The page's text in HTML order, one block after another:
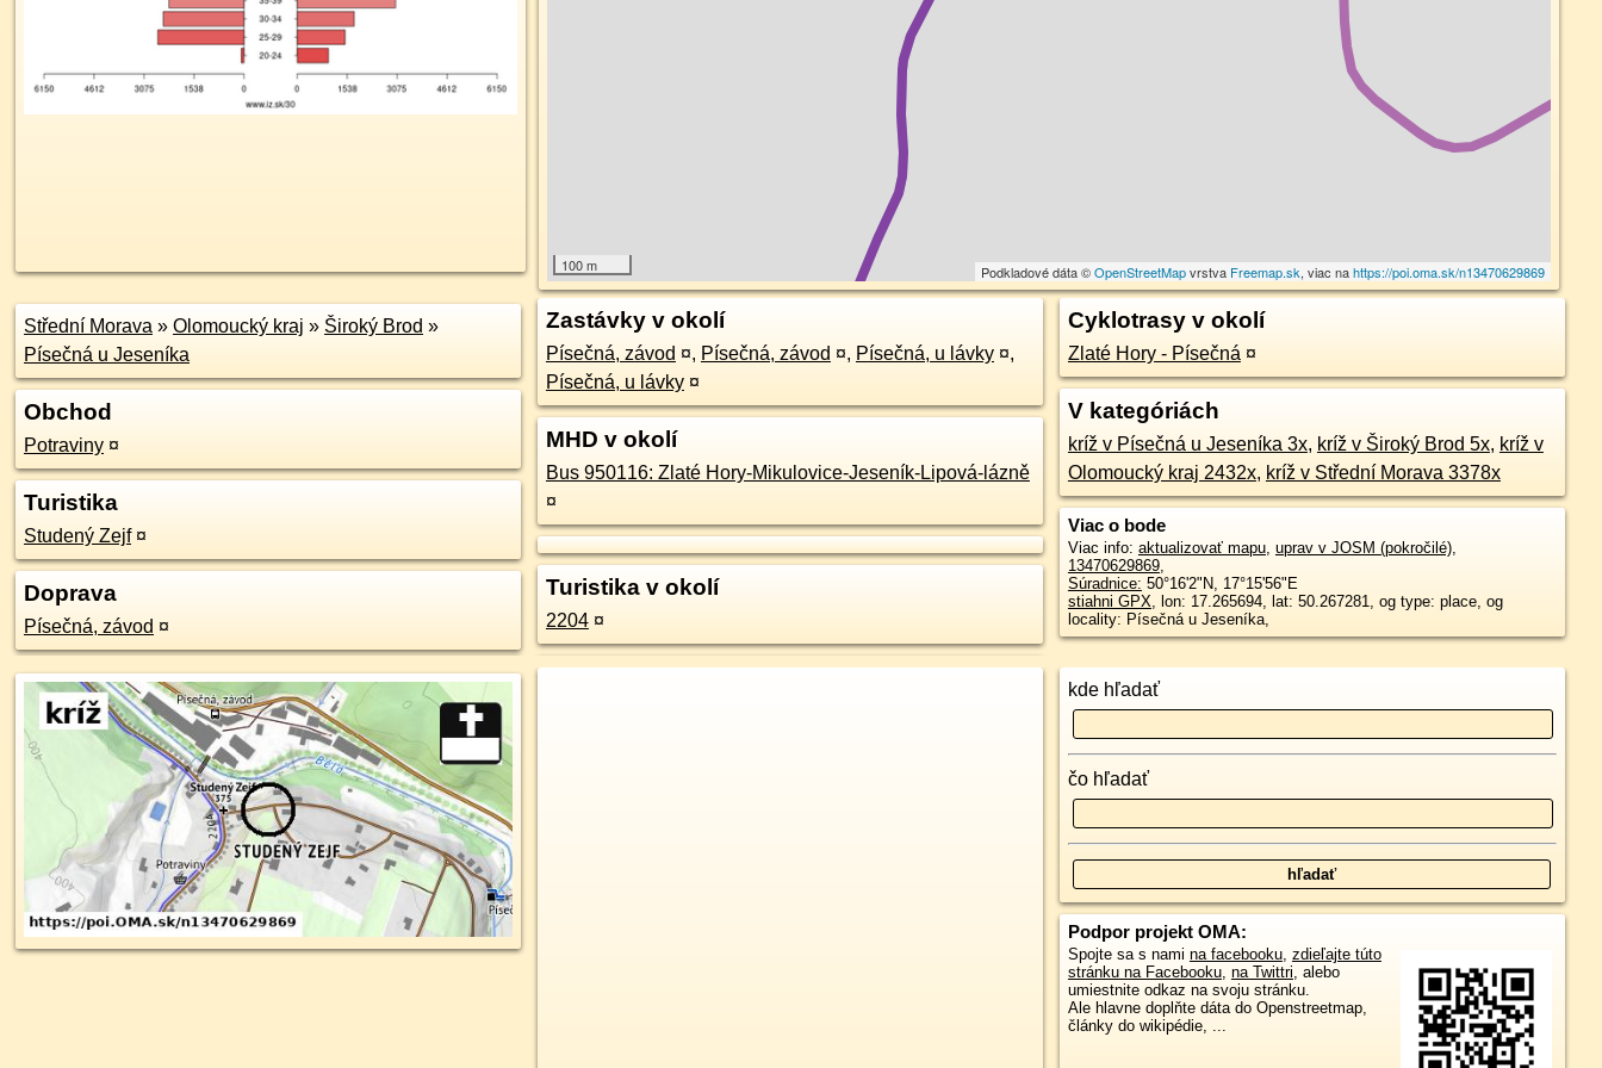
100 m Podkladové dáta ©OpenStreetMapvrstva Freemap.sk, viac nahttps://poi.oma.sk/n13470629869
Střední Morava » Olomoucký kraj » Široký Brod »
Písečná u Jeseníka
Obchod
Potraviny ¤
Turistika
Studený Zejf ¤
Doprava
Písečná, závod ¤
Zastávky v okolí
Písečná, závod ¤, Písečná, závod ¤, Písečná, u lávky ¤,
Písečná, u lávky ¤
MHD v okolí
Bus 950116: Zlaté Hory-Mikulovice-Jeseník-Lipová-lázně
¤
Turistika v okolí
2204 ¤
Cyklotrasy v okolí
Zlaté Hory - Písečná ¤
V kategóriách
kríž v Písečná u Jeseníka 3x, kríž v Široký Brod 5x, kríž v
Olomoucký kraj 2432x, kríž v Střední Morava 3378x
Viac o bode
Viac info: aktualizovať mapu, uprav v JOSM (pokročilé),
13470629869,
Súradnice: 50°16'2"N, 17°15'56"E
stiahni GPX, lon: 17.265694, lat: 50.267281, og type: place, og
locality: Písečná u Jeseníka,
kde hľadať
čo hľadať
Podpor projekt OMA:
Spojte sa s nami na facebooku, zdieľajte túto
stránku na Facebooku, na Twittri , alebo
umiestnite odkaz na svoju stránku.
Ale hlavne doplňte dáta do Openstreetmap,
články do wikipédie, ...